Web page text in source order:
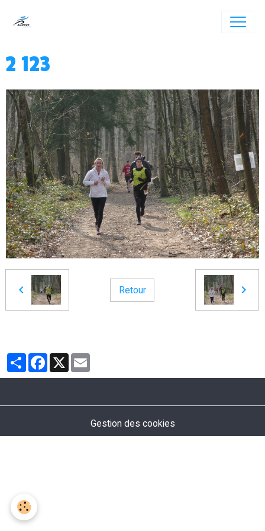
2 123
Retour
PartagerFacebook
X
Gestion des cookies